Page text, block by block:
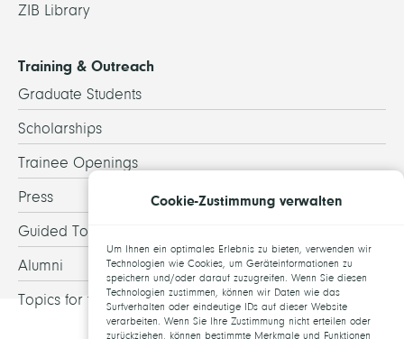
ZIB Library
Training & Outreach
Graduate Students
Scholarships
Trainee Openings
Press
Guided Tours
Alumni
Topics for theses
Cookie-Zustimmung verwalten
Um Ihnen ein optimales Erlebnis zu bieten, verwenden wir
Technologien wie Cookies, um Geräteinformationen zu
speichern und/oder darauf zuzugreifen. Wenn Sie diesen
Technologien zustimmen, können wir Daten wie das
Surfverhalten oder eindeutige IDs auf dieser Website
verarbeiten. Wenn Sie Ihre Zustimmung nicht erteilen oder
zurückziehen, können bestimmte Merkmale und Funktionen